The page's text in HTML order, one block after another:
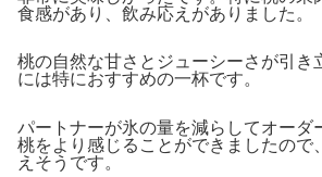
食感があり、飲み応えがありました。
桃の自然な甘さとジューシーさが引き
には特におすすめの一杯です。
パートナーが氷の量を減らしてオーダ
桃をより感じることができましたので
えそうです。